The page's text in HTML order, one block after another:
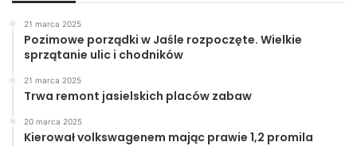
21 marca 2025
Pozimowe porządki w Jaśle rozpoczęte. Wielkie
sprzątanie ulic i chodników
21 marca 2025
Trwa remont jasielskich placów zabaw
20 marca 2025
Kierował volkswagenem mając prawie 1,2 promila